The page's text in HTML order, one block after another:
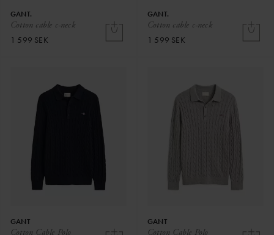
Cotton cable c-neck
GANT.
1 599 SEK
Cotton cable c-neck
GANT.
1 599 SEK
GANT GANT